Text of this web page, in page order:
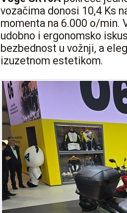
vozačima donosi 10,4 Ks
momenta na 6.000 o/min.
udobno i ergonomsko
bezbednost u vožnji, a
izuzetnom estetikom.